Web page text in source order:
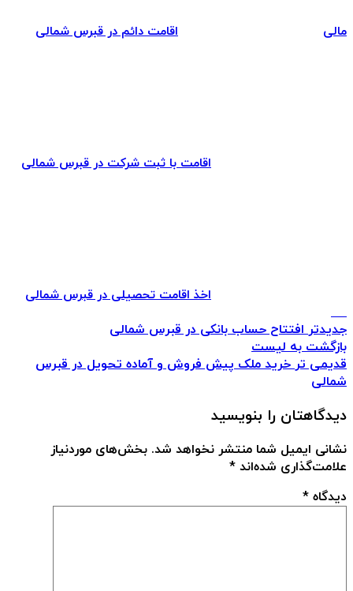
مالی اقامت دائم در قبرس شمالی
اقامت با ثبت شرکت در قبرس شمالی
اخذ اقامت تحصیلی در قبرس شمالی
جدیدتر افتتاح حساب بانکی در قبرس شمالی
بازگشت به لیست
قدیمی تر خرید ملک پیش فروش و آماده تحویل در قبرس
شمالی
دیدگاهتان را بنویسید
نشانی ایمیل شما منتشر نخواهد شد. بخش‌های موردنیاز
علامت‌گذاری شده‌اند *
دیدگاه *